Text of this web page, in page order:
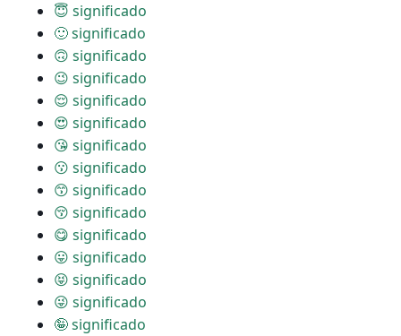
😇 significado
🙂 significado
🙃 significado
😉 significado
😌 significado
😍 significado
😘 significado
😗 significado
😙 significado
😚 significado
😋 significado
😛 significado
😝 significado
😜 significado
🤪 significado